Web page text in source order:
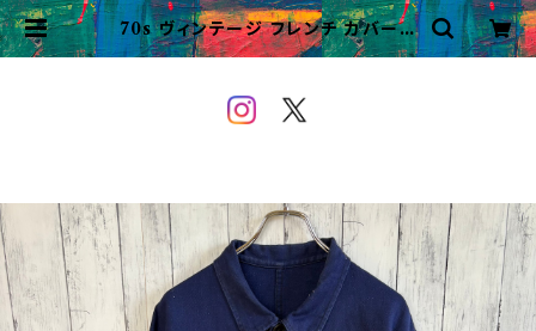
70s ヴィンテージ フレンチ カバーオ
ール ワークジャケット ペンキ ユーロ